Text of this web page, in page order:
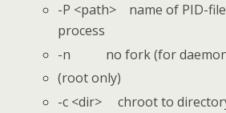
-P <path> name of PID-
process
-n no fork (for
(root only)
-c <dir> chroot to